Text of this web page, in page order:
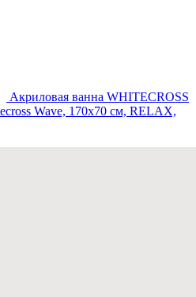
Акриловая ванна WHITECROSS
Wave, 170x70 см, RELAX,